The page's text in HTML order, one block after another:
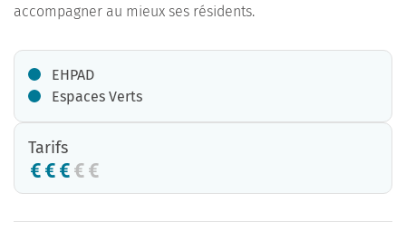
accompagner au mieux ses résidents.
EHPAD
Espaces Verts
Tarifs